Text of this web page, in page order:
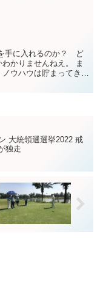
手に入れるのか？ ど
かりませんねえ。 ま
ウハウは貯まってきた
大統領選選挙2022 戒
独走